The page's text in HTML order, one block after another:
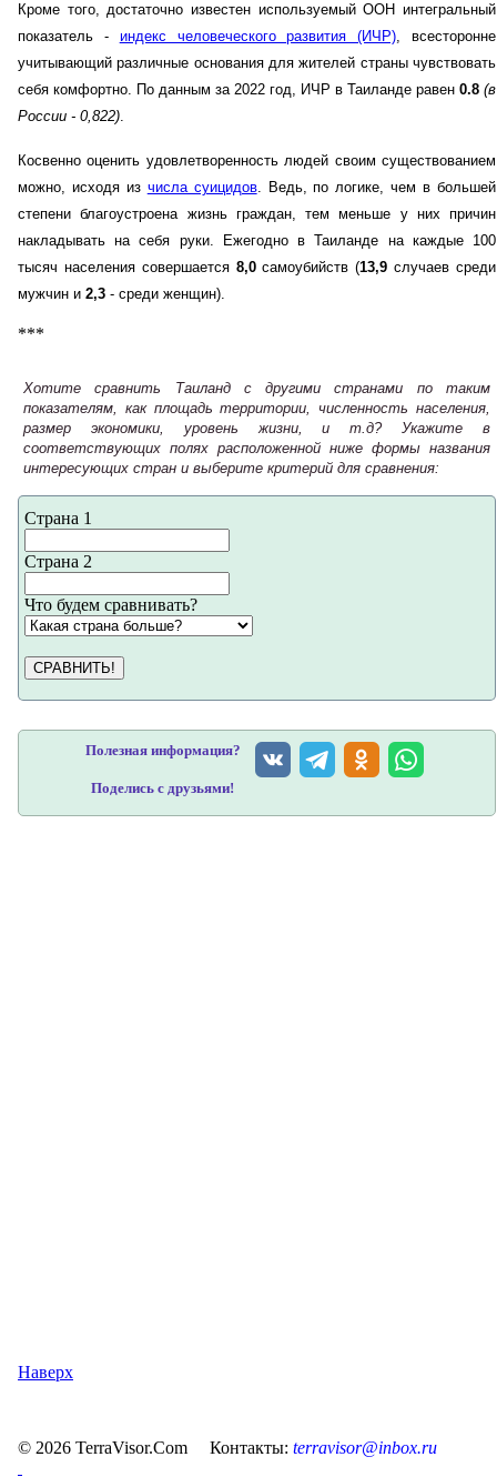
Кроме того, достаточно известен используемый ООН интегральный
показатель - индекс человеческого развития (ИЧР), всесторонне
учитывающий различные основания для жителей страны чувствовать
себя комфортно. По данным за 2022 год, ИЧР в Таиланде равен 0.8 (в
России - 0,822).
Косвенно оценить удовлетворенность людей своим существованием
можно, исходя из числа суицидов. Ведь, по логике, чем в большей
степени благоустроена жизнь граждан, тем меньше у них причин
накладывать на себя руки. Ежегодно в Таиланде на каждые 100
тысяч населения совершается 8,0самоубийств (13,9 случаев среди
мужчин и 2,3 - среди женщин).
***
Хотите сравнить Таиланд с другими странами по таким
показателям, как площадь территории, численность населения,
размер экономики, уровень жизни, и т.д? Укажите в
соответствующих полях расположенной ниже формы названия
интересующих стран и выберите критерий для сравнения:
Страна 1
Страна 2
Что будем сравнивать?
СРАВНИТЬ!
Полезная информация?
Поделись с друзьями!
Наверх
© 2026 TerraVisor.Com Контакты: terravisor@inbox.ru